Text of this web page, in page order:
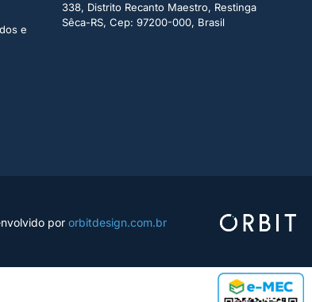
e
338, Distrito Recanto Maestro, Restinga
Sêca-RS, Cep: 97200-000, Brasil
pororbitdesign.com.br